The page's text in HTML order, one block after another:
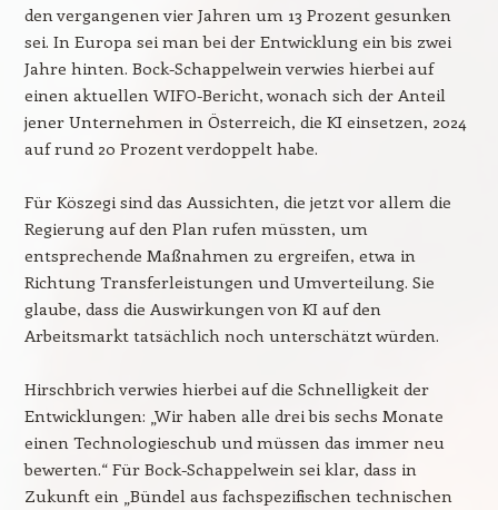
den vergangenen vier Jahren um 13 Prozent gesunken
sei. In Europa sei man bei der Entwicklung ein bis zwei
Jahre hinten. Bock-Schappelwein verwies hierbei auf
einen aktuellen WIFO-Bericht, wonach sich der Anteil
jener Unternehmen in Österreich, die KI einsetzen, 2024
auf rund 20 Prozent verdoppelt habe.
Für Köszegi sind das Aussichten, die jetzt vor allem die
Regierung auf den Plan rufen müssten, um
entsprechende Maßnahmen zu ergreifen, etwa in
Richtung Transferleistungen und Umverteilung. Sie
glaube, dass die Auswirkungen von KI auf den
Arbeitsmarkt tatsächlich noch unterschätzt würden.
Hirschbrich verwies hierbei auf die Schnelligkeit der
Entwicklungen: „Wir haben alle drei bis sechs Monate
einen Technologieschub und müssen das immer neu
bewerten.“ Für Bock-Schappelwein sei klar, dass in
Zukunft ein „Bündel aus fachspezifischen technischen